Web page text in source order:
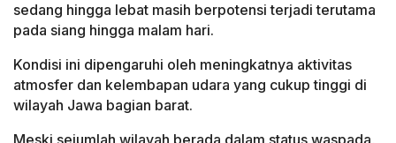
sedang hingga lebat masih berpotensi terjadi terutama
pada siang hingga malam hari.
Kondisi ini dipengaruhi oleh meningkatnya aktivitas
atmosfer dan kelembapan udara yang cukup tinggi di
wilayah Jawa bagian barat.